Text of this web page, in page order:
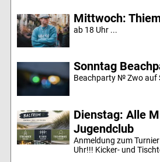
Mittwoch:
ab 18 Uhr ...
Sonntag
Beachparty № Zwo auf
Dienstag: Alle
Jugendclub
Anmeldung zum
Uhr!!! Kicker- und